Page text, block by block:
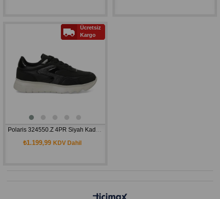
₺1.199,99 KDV Dahil
Ücretsiz
Kargo